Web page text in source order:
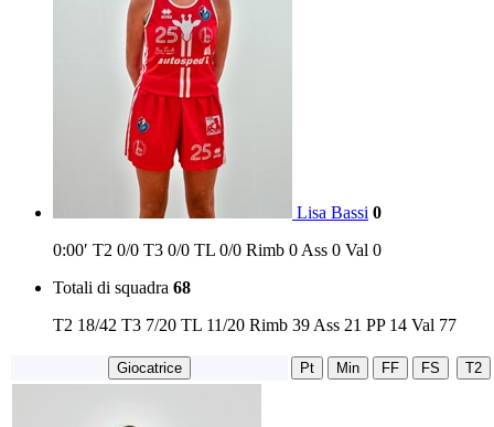
Lisa Bassi 0
0:00′ T2 0/0 T3 0/0 TL 0/0 Rimb 0 Ass 0 Val 0
Totali di squadra 68
T2 18/42 T3 7/20 TL 11/20 Rimb 39 Ass 21 PP 14 Val 77
Giocatrice Pt Min FF FS T2